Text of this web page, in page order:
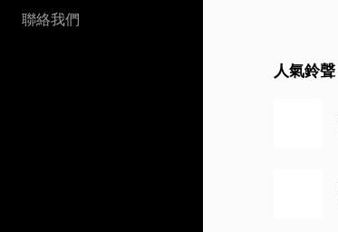
聯絡我們
人氣鈴聲